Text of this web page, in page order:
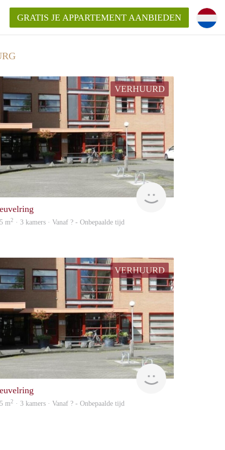
in Tilburg?
GRATIS JE APPARTEMENT AANBIEDEN
VERHUURD
rent
m2 · 3 kamers · Vanaf ? - Onbepaalde tijd
VERHUURD
Woning
m2 · 3 kamers · Vanaf ? - Onbepaalde tijd